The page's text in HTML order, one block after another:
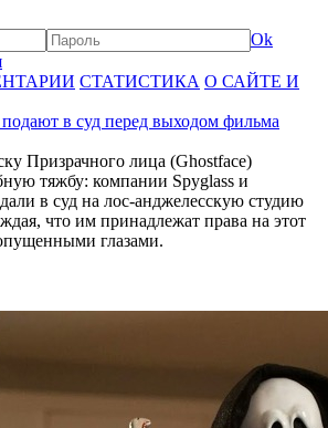
Ok
СТАТИСТИКА О САЙТЕ И
подают в суд перед выходом фильма
Призрачного лица (Ghostface)
тяжбу: компании Spyglass и
в суд на лос-анджелесскую студию
что им принадлежат права на этот
глазами.